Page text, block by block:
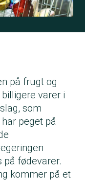
på frugt og
varer i
som
peget på
på fødevarer.
kommer på et